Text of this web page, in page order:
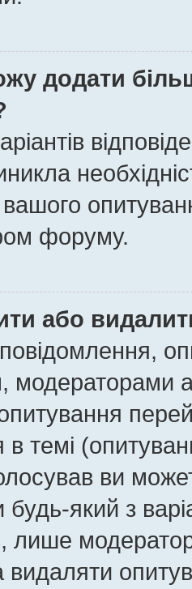
додати
вашого
форуму.
або
модераторами
в темі
ви
будь-який з
лише
видаляти